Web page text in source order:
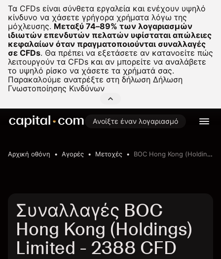
Τα CFDs είναι σύνθετα εργαλεία και ενέχουν υψηλό
κίνδυνο να χάσετε γρήγορα χρήματα λόγω της
μόχλευσης. Μεταξύ 74–89% των λογαριασμών
ιδιωτών επενδυτών πελατών υφίσταται απώλειες
κεφαλαίων όταν πραγματοποιούνται συναλλαγές
σε CFDs. Θα πρέπει να εξετάσετε αν κατανοείτε πώς
λειτουργούν τα CFDs και αν μπορείτε να αναλάβετε
το υψηλό ρίσκο να χάσετε τα χρήματά σας.
Παρακαλούμε ανατρέξτε στη δήλωση Δήλωση
Γνωστοποίησης Κινδύνων
Ανοίξτε έναν λογαριασμό
Αρχική οθόνη Αγορές Μετοχές BOC Hong Kong (Holdings) Limited
Συναλλαγές BOC
Hong Kong (Holdings)
Limited - 2388 CFD